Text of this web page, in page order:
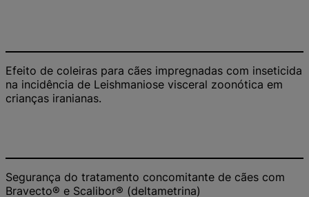
Efeito de coleiras para cães impregnadas com inseticida
na incidência de Leishmaniose visceral zoonótica em
crianças iranianas.
Segurança do tratamento concomitante de cães com
Bravecto® e Scalibor® (deltametrina)